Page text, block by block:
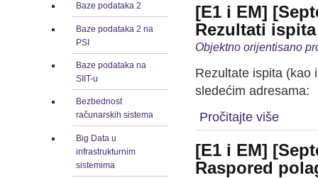
Baze podataka 2
Baze podataka 2 na
PSI
Baze podataka na
SIIT-u
Bezbednost
računarskih sistema
Big Data u
infrastrukturnim
sistemima
[E1 i EM]
Rezultati
Objektno orijentisano
Rezultate ispita (kao
sledećim adresama:
Pročitajte više
[E1 i EM]
Raspored